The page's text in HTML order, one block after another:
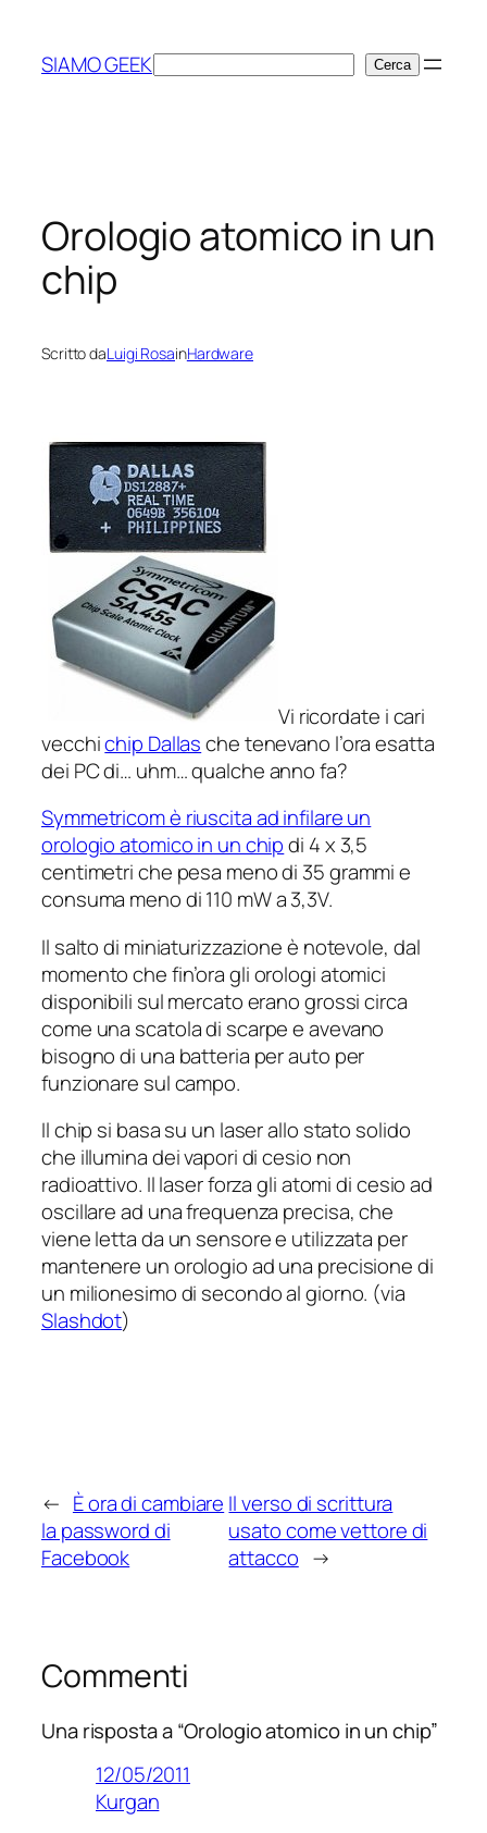
contenuto
SIAMO GEEKCerca Cerca
Orologio atomico in un
chip
Scritto daLuigi RosainHardware
Vi ricordate i cari
vecchichip Dallasche tenevano l’ora esatta
dei PC di… uhm… qualche anno fa?
Symmetricom è riuscita ad infilare un
orologio atomico in un chipdi 4 x 3,5
centimetri che pesa meno di 35 grammi e
consuma meno di 110 mW a 3,3V.
Il salto di miniaturizzazione è notevole, dal
momento che fin’ora gli orologi atomici
disponibili sul mercato erano grossi circa
come una scatola di scarpe e avevano
bisogno di una batteria per auto per
funzionare sul campo.
Il chip si basa su un laser allo stato solido
che illumina dei vapori di cesio non
radioattivo. Il laser forza gli atomi di cesio ad
oscillare ad una frequenza precisa, che
viene letta da un sensore e utilizzata per
mantenere un orologio ad una precisione di
un milionesimo di secondo al giorno. (via
Slashdot)
← È ora di cambiare
la password di
Facebook
Il verso di scrittura
usato come vettore di
attacco →
Commenti
Una risposta a “Orologio atomico in un chip”
12/05/2011
Kurgan